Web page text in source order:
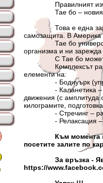
Правилният избор
Тае бо – новият
Това е една
самозащита. В Америка
Тае бо универсално
организма и ни зарежда
С Тае бо можете да
Комплексът
елементи на:
- Бодиуърк
- Каланетика –
движения (с амплитуда
килограмите,
- Стречинг –
- Релаксация –
Към момента
посетите залите по
За връзка - Явор
https://